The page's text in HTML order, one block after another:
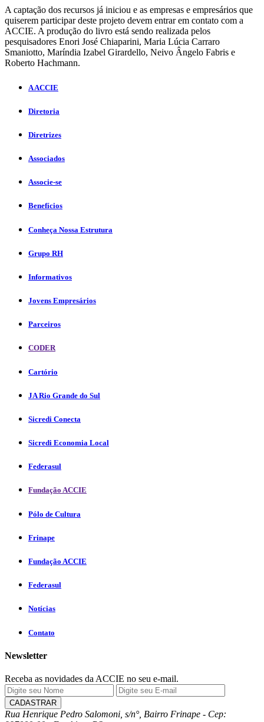
A captação dos recursos já iniciou e as empresas e empresários que
quiserem participar deste projeto devem entrar em contato com a
ACCIE. A produção do livro está sendo realizada pelos
pesquisadores Enori José Chiaparini, Maria Lúcia Carraro
Smaniotto, Maríndia Izabel Girardello, Neivo Ângelo Fabris e
Roberto Hachmann.
A ACCIE
Diretoria
Diretrizes
Associados
Associe-se
Benefícios
Conheça Nossa Estrutura
Grupo RH
Informativos
Jovens Empresários
Parceiros
CODER
Cartório
JA Rio Grande do Sul
Sicredi Conecta
Sicredi Economia Local
Federasul
Fundação ACCIE
Pólo de Cultura
Frinape
Fundação ACCIE
Federasul
Notícias
Contato
Newsletter
Receba as novidades da ACCIE no seu e-mail.
Rua Henrique Pedro Salomoni, s/n°, Bairro Frinape - Cep: